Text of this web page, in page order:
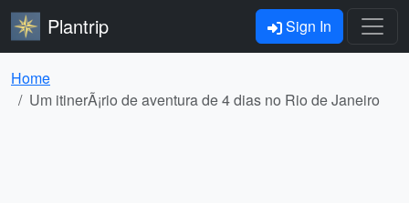
Plantrip Sign In
Home
Um itinerÃ¡rio de aventura de 4 dias no Rio de Janeiro